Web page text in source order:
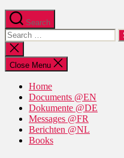
Search
Search
for:
Close
search
Close Menu
Home
Documents @EN
Dokumente @DE
Messages @FR
Berichten @NL
Books